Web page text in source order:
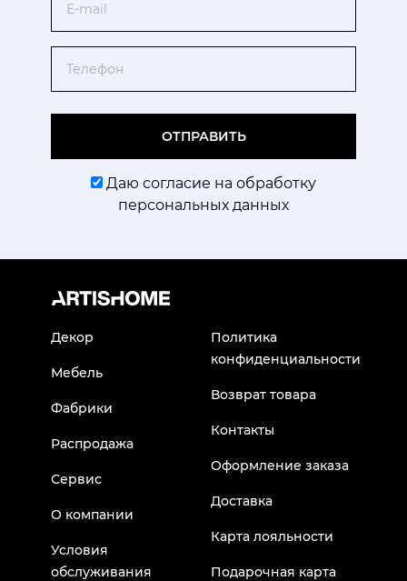
ОТПРАВИТЬ
Даю согласие на обработку
персональных данных
Декор
Мебель
Фабрики
Распродажа
Сервис
О компании
Условия
обслуживания
Политика
конфиденциальности
Возврат товара
Контакты
Оформление заказа
Доставка
Карта лояльности
Подарочная карта